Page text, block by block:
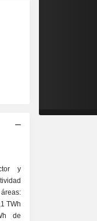
y
TWh
de